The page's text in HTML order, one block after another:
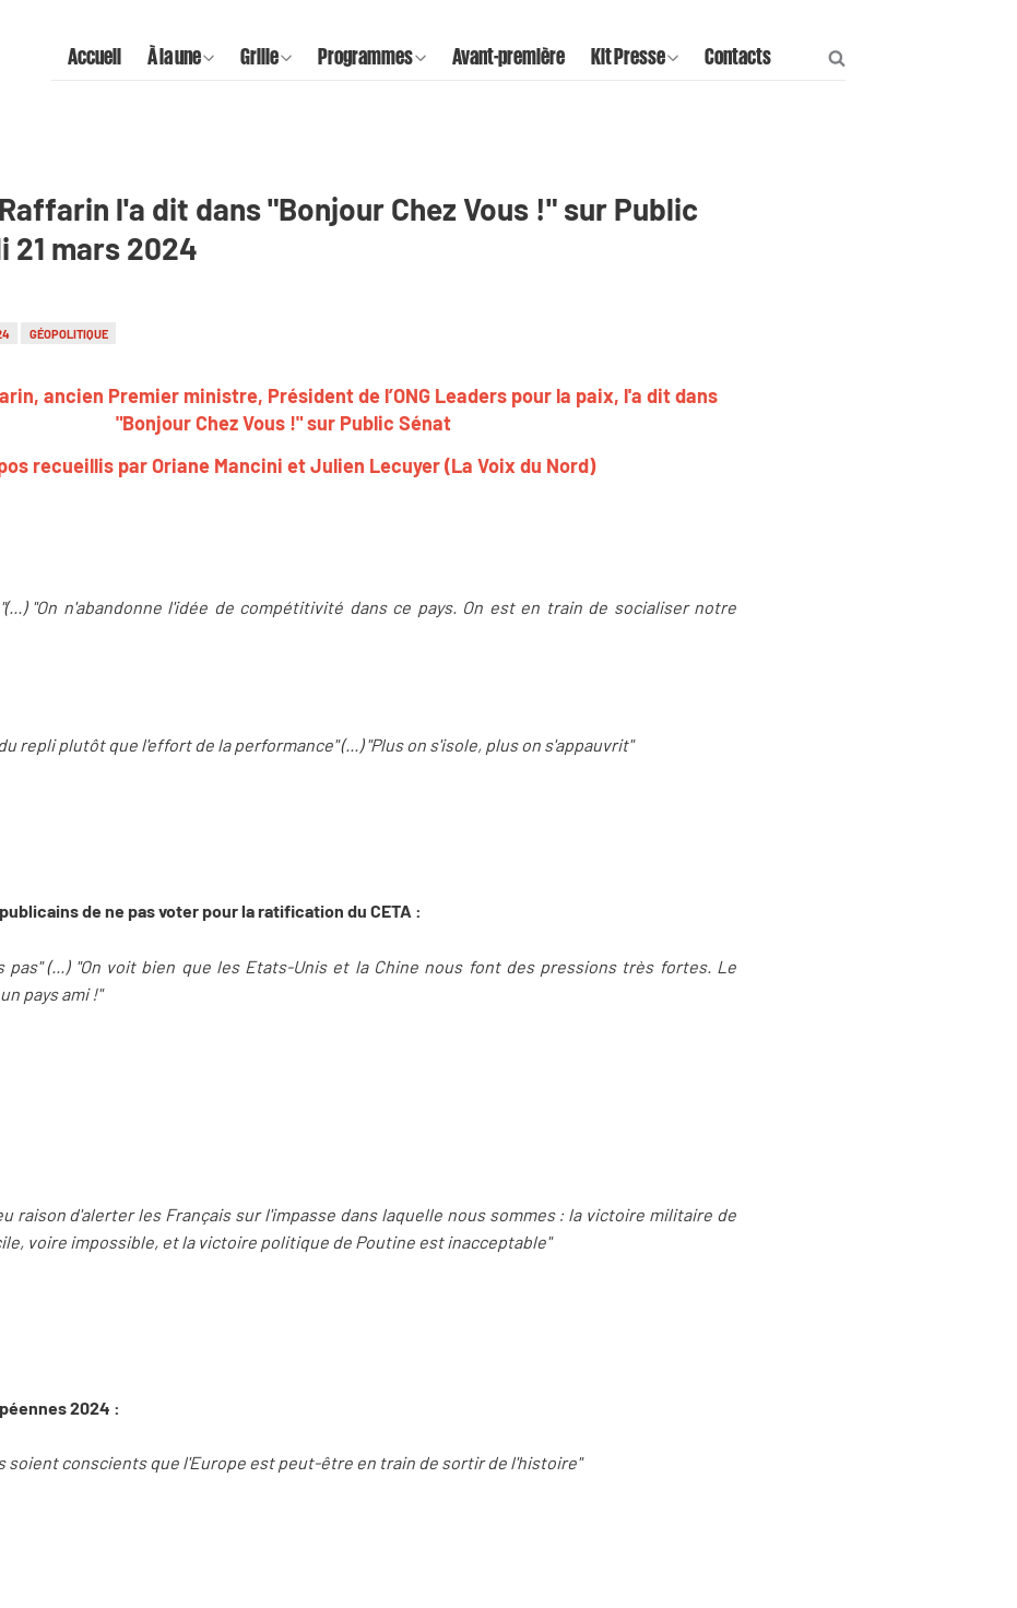
Accueil À la une Grille Programmes Avant-première Kit Presse Contacts
l'a dit dans "Bonjour Chez Vous !" sur Public
21 mars 2024
GÉOPOLITIQUE
ancien Premier ministre, Président de l’ONG Leaders pour la paix, l'a dit dans
"Bonjour Chez Vous !" sur Public Sénat
recueillis par Oriane Mancini et Julien Lecuyer (La Voix du Nord)
"On n'abandonne l'idée de compétitivité dans ce pays. On est en train de socialiser notre
repli plutôt que l'effort de la performance" (...) "Plus on s'isole, plus on s'appauvrit"
de ne pas voter pour la ratification du CETA :
pas" (...) "On voit bien que les Etats-Unis et la Chine nous font des pressions très fortes. Le
pays ami !"
raison d'alerter les Français sur l'impasse dans laquelle nous sommes : la victoire militaire de
voire impossible, et la victoire politique de Poutine est inacceptable"
2024 :
soient conscients que l'Europe est peut-être en train de sortir de l'histoire"